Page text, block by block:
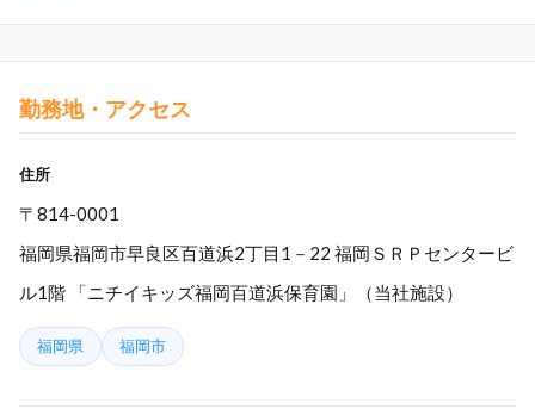
勤務地・アクセス
住所
〒814-0001
福岡県福岡市早良区百道浜2丁目1－22 福岡ＳＲＰセンタービ
ル1階 「ニチイキッズ福岡百道浜保育園」（当社施設）
福岡県 福岡市